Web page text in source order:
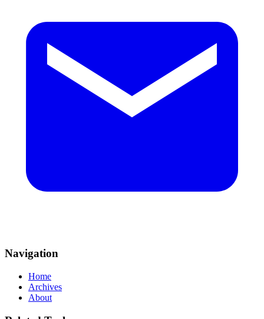
Navigation
Home
Archives
About